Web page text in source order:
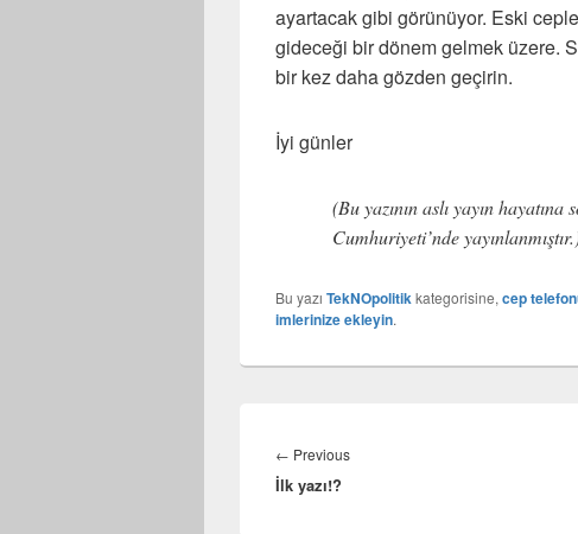
ayartacak gibi görünüyor. Eski
gideceği bir dönem gelmek üzere.
bir kez daha gözden geçirin.
İyi günler
(Bu yazının aslı yayın
Cumhuriyeti’nde
Bu yazı TekNOpolitikkategorisine, cep
imlerinize ekleyin.
gezinmesi
← PreviousPrevious
İlk yazı!?